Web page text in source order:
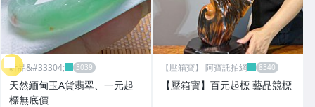
昕品&#33304;
天然緬甸玉A貨翡翠、一元起
標無底價
【壓箱寶】 阿寶託拍網
【壓箱寶】百元起標 藝品競標